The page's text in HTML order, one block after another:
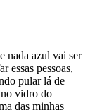
nada azul vai ser
pessoas,
pular lá de
vidro do
das minhas